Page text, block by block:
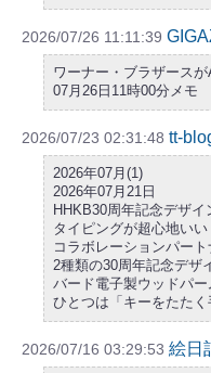
2026/07/26 11:11:39
ワーナー・ブラザース
07月26日11時00分メモ
2026/07/23 02:31:48 tt-
2026年07月(1)
2026年07月21日
HHKB30周年記念デザ
タイピングが超心地い
コラボレーションパー
2種類の30周年記念デザ
バード電子製ウッドパー
ひとつは「キーをたた
2026/07/16 03:29:53 絵日